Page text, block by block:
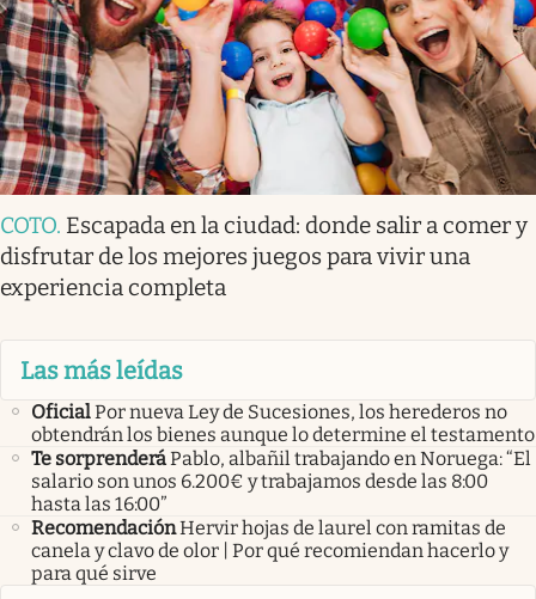
COTO. Escapada en la ciudad: donde salir a comer y
disfrutar de los mejores juegos para vivir una
experiencia completa
Las más leídas
OficialPor nueva Ley de Sucesiones, los herederos no
obtendrán los bienes aunque lo determine el testamento
Te sorprenderáPablo, albañil trabajando en Noruega: “El
salario son unos 6.200€ y trabajamos desde las 8:00
hasta las 16:00”
RecomendaciónHervir hojas de laurel con ramitas de
canela y clavo de olor | Por qué recomiendan hacerlo y
para qué sirve